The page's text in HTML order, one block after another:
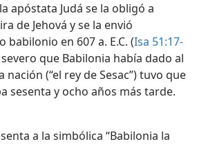
apóstata Judá se la obligó a
de Jehová y se la envió
babilonio en 607 a. E.C. (Isa 51:17-
que Babilonia había dado al
nación (“el rey de Sesac”) tuvo que
sesenta y ocho años más tarde.
a la simbólica “Babilonia la